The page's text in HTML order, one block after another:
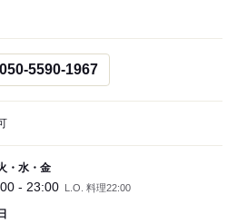
050-5590-1967
・水・金
- 23:00 L.O. 料理22:00